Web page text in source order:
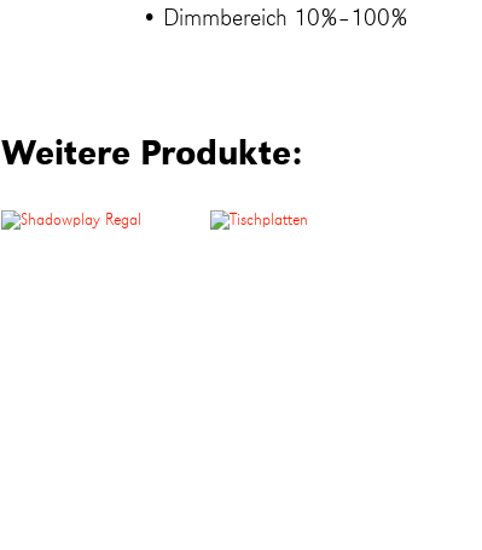
• Dimmbereich 10%–100%
Weitere Produkte: